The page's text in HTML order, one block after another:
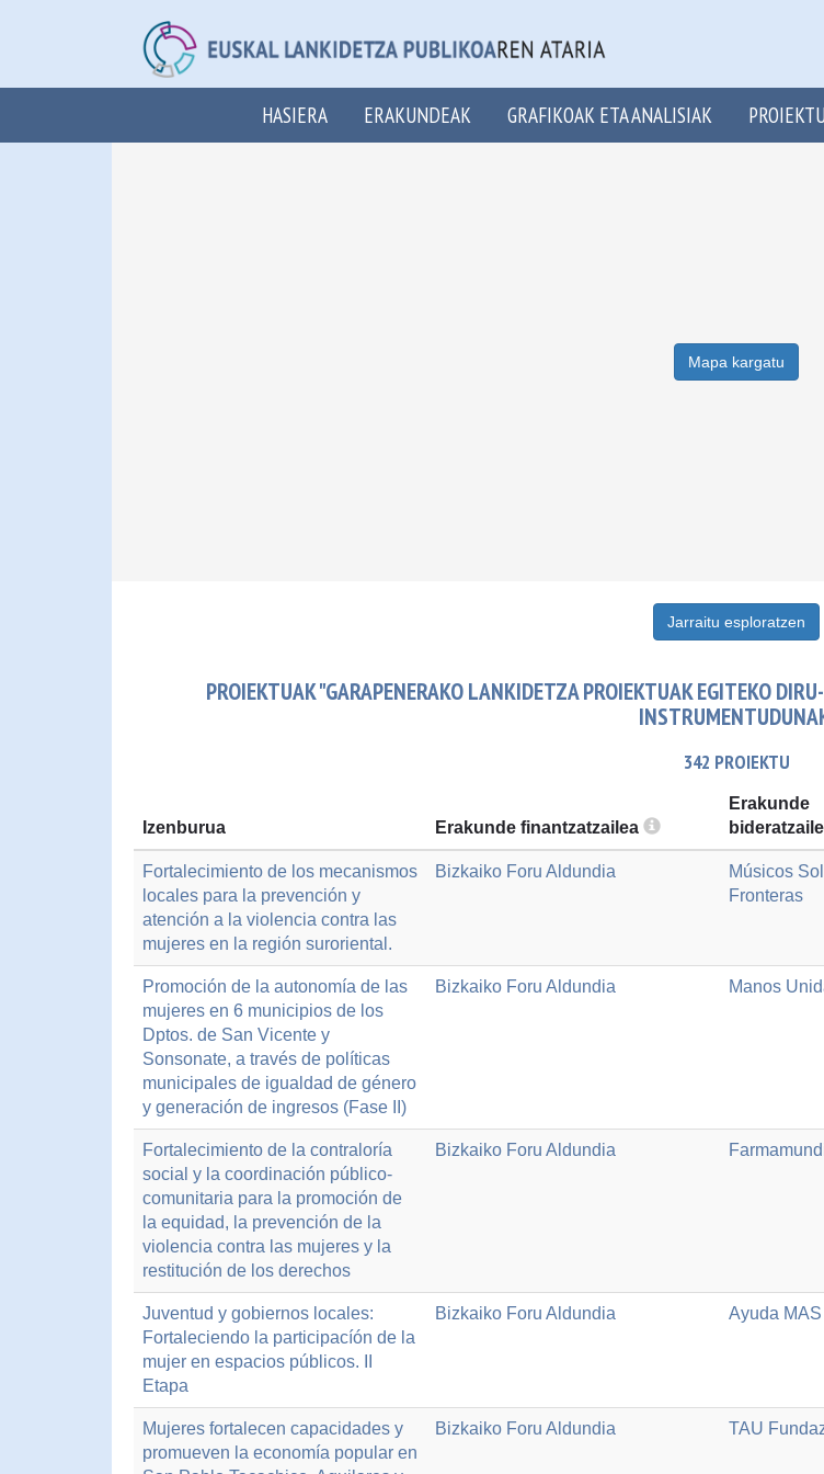
HASIERA ERAKUNDEAK GRAFIKOAK ETA ANALISIAK
Mapa kargatu
Jarraitu esploratzen
PROIEKTUAK "GARAPENERAKO LANKIDETZA PROIEKTUAK EGITEKO
342 PROIEKTU
Izenburua Erakunde finantzatzailea
Erakunde
Fortalecimiento de los mecanismos
locales para la prevención y
atención a la violencia contra las
mujeres en la región suroriental.
Bizkaiko Foru Aldundia
Músicos
Fronteras
Promoción de la autonomía de las
mujeres en 6 municipios de los
Dptos. de San Vicente y
Sonsonate, a través de políticas
municipales de igualdad de género
y generación de ingresos (Fase II)
Bizkaiko Foru Aldundia Manos
Fortalecimiento de la contraloría
social y la coordinación público-
comunitaria para la promoción de
la equidad, la prevención de la
violencia contra las mujeres y la
restitución de los derechos
Bizkaiko Foru Aldundia
Juventud y gobiernos locales:
Fortaleciendo la participacíón de la
mujer en espacios públicos. II
Etapa
Bizkaiko Foru Aldundia Ayuda MAS
Mujeres fortalecen capacidades y
promueven la economía popular en
Bizkaiko Foru Aldundia TAU